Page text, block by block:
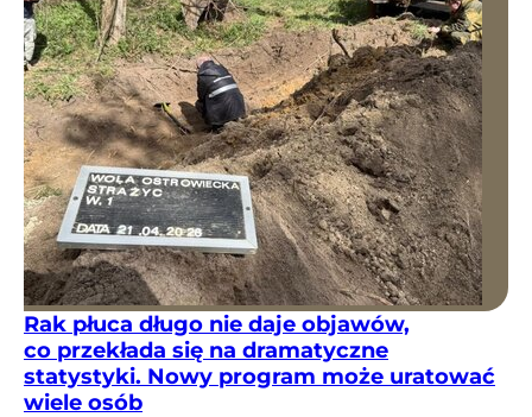
Rak płuca długo nie daje objawów,
co przekłada się na dramatyczne
statystyki. Nowy program może uratować
wiele osób